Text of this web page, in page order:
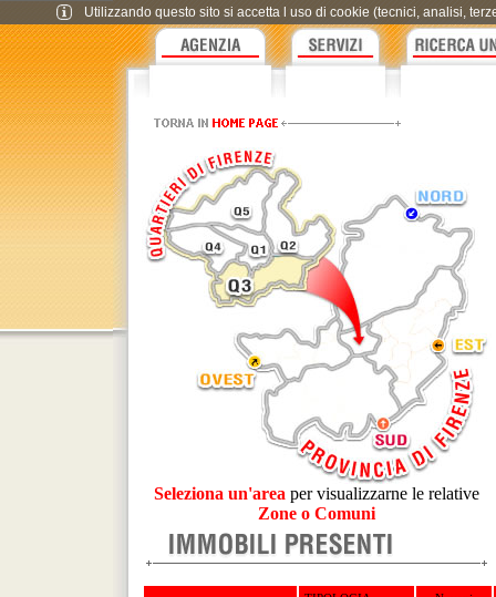
Seleziona un'area per visualizzarne le relative
Zone o Comuni
Utilizzando questo sito si accetta l uso di cookie (tecnici, analisi,